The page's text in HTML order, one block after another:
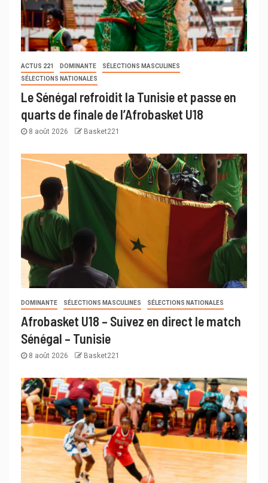
ACTUS 221 DOMINANTE
SÉLECTIONS MASCULINES
SÉLECTIONS NATIONALES
Le Sénégal refroidit la Tunisie et passe en
quarts de finale de l’Afrobasket U18
8 août 2026 Basket221
DOMINANTE SÉLECTIONS MASCULINES SÉLECTIONS NATIONALES
Afrobasket U18 – Suivez en direct le match
Sénégal – Tunisie
8 août 2026 Basket221